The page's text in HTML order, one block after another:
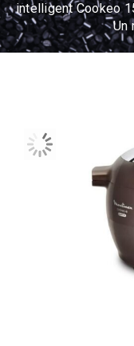
intelligent Cookeo
Un